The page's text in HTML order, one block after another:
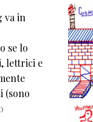
va in
se lo
lettrici e
(sono